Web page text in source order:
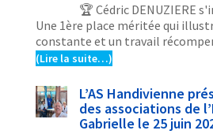
🏆 Cédric DENUZIERE
Une 1ère place méritée qui
constante et un travail
(Lire la suite…)
L’AS Handivienne
des associations de
Gabrielle le 25 juin